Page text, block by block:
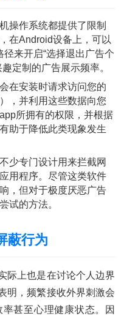
操作系统都提供了限制
在Android设备上，可以
径来开启“选择退出广告个
定制的广告展示频率。
在安装时请求访问您的
，并利用这些数据向您
所拥有的权限，并根据
助于降低此类现象发生
少专门设计用来拦截网
用程序。尽管这类软件
，但对于极度厌恶广告
试的方法。
蔽行为
际上也是在讨论个人边界
明，频繁接收外界刺激会
甚至心理健康状态。因